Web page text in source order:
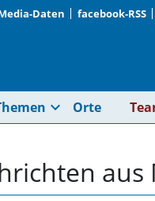
Daten facebook-RSS
expand_more Orte